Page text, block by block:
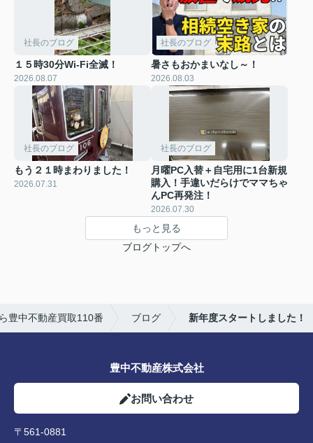
社長のブログ
１５時30分Wi-Fi全滅！
2026.08.07
社長のブログ
暑さもおかまいなし～！
2026.08.03
社長のブログ
もう２１時まわりました！
2026.07.31
社長のブログ
月曜PC入替＋自宅用に1台新規
購入！手違いだらけでママちゃ
んPC再発注！
2026.07.30
もっと見る
ブログトップへ
豊中不動産買取110番 ブログ 新年度スタートしました！
豊中不動産株式会社
お問い合わせ
〒561-0881